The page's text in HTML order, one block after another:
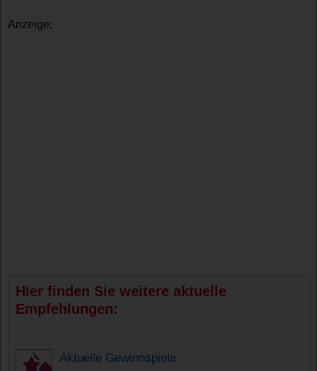
Anzeige:
Hier finden Sie weitere aktuelle
Empfehlungen:
Aktuelle Gewinnspiele